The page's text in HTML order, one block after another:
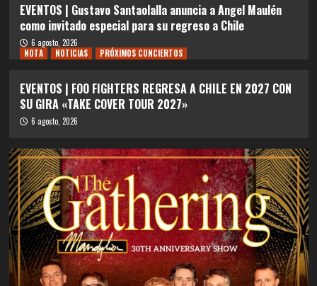
EVENTOS | Gustavo Santaolalla anuncia a Angel Maulén
como invitado especial para su regreso a Chile
6 agosto, 2026
NOTA
NOTICIAS PRÓXIMOS CONCIERTOS
EVENTOS | FOO FIGHTERS REGRESA A CHILE EN 2027 CON
SU GIRA «TAKE COVER TOUR 2027»
6 agosto, 2026